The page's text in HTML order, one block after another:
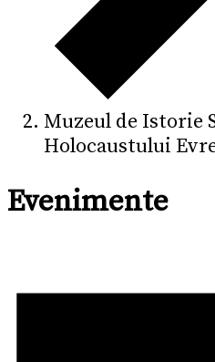
Muzeul de Istorie
Holocaustului
Evenimente